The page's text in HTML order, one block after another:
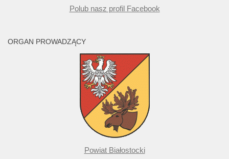
Polub nasz profil Facebook
ORGAN PROWADZĄCY
Powiat Białostocki